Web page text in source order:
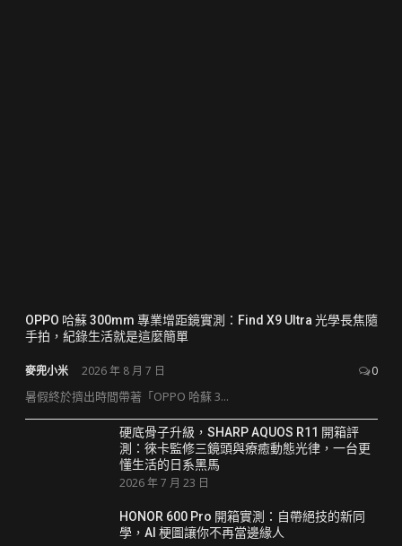
OPPO 哈蘇 300mm 專業增距鏡實測：Find X9 Ultra 光學長焦隨
手拍，紀錄生活就是這麼簡單
麥兜小米 2026 年 8 月 7 日 0
暑假終於擠出時間帶著「OPPO 哈蘇 3...
硬底骨子升級，SHARP AQUOS R11 開箱評
測：徠卡監修三鏡頭與療癒動態光律，一台更
懂生活的日系黑馬
2026 年 7 月 23 日
HONOR 600 Pro 開箱實測：自帶絕技的新同
學，AI 梗圖讓你不再當邊緣人